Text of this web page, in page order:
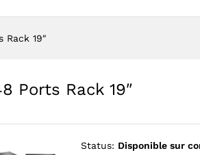
19″
Ports Rack 19″
Status: Disponible sur